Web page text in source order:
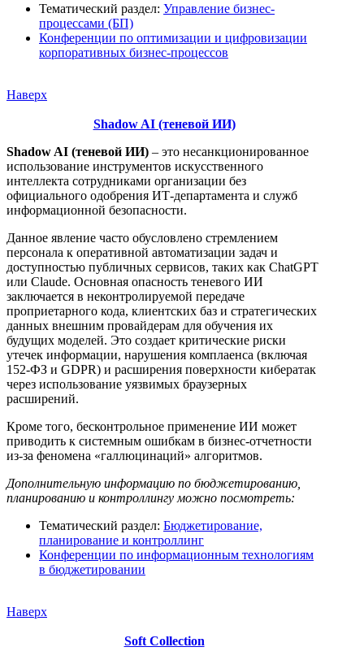
Тематический раздел: Управление бизнес-
процессами (БП)
Конференции по оптимизации и цифровизации
корпоративных бизнес-процессов
Наверх
Shadow AI (теневой ИИ)
Shadow AI (теневой ИИ) – это несанкционированное
использование инструментов искусственного
интеллекта сотрудниками организации без
официального одобрения ИТ-департамента и служб
информационной безопасности.
Данное явление часто обусловлено стремлением
персонала к оперативной автоматизации задач и
доступностью публичных сервисов, таких как ChatGPT
или Claude. Основная опасность теневого ИИ
заключается в неконтролируемой передаче
проприетарного кода, клиентских баз и стратегических
данных внешним провайдерам для обучения их
будущих моделей. Это создает критические риски
утечек информации, нарушения комплаенса (включая
152-ФЗ и GDPR) и расширения поверхности кибератак
через использование уязвимых браузерных
расширений.
Кроме того, бесконтрольное применение ИИ может
приводить к системным ошибкам в бизнес-отчетности
из-за феномена «галлюцинаций» алгоритмов.
Дополнительную информацию по бюджетированию,
планированию и контроллингу можно посмотреть:
Тематический раздел: Бюджетирование,
планирование и контроллинг
Конференции по информационным технологиям
в бюджетировании
Наверх
Soft Collection